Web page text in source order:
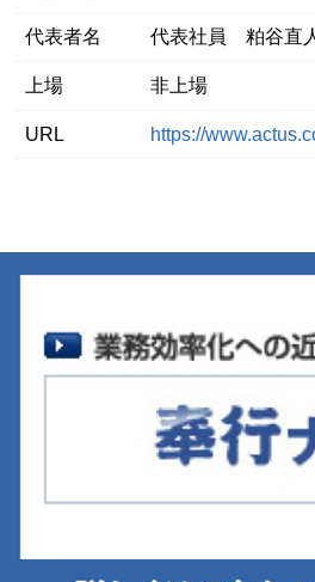
代表者名 代表社員 粕谷直
上場 非上場
URL https://